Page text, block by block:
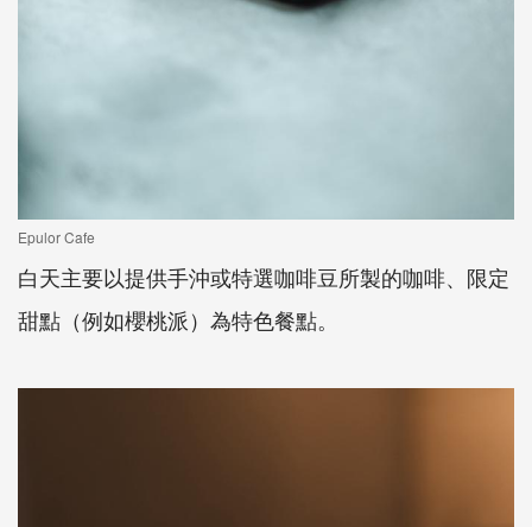
Epulor Cafe
白天主要以提供手沖或特選咖啡豆所製的咖啡、限定
甜點（例如櫻桃派）為特色餐點。